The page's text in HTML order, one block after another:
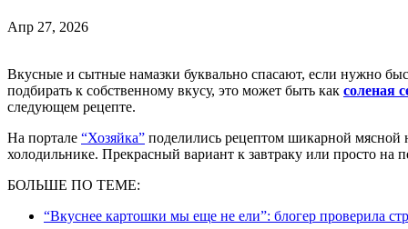
Апр 27, 2026
Вкусные и сытные намазки буквально спасают, если нужно быстро поесть. Тем более, что ингредиенты можно
подбирать к собственному вкусу, это может быть как соленая
следующем рецепте.
На портале “Хозяйка” поделились рецептом шикарной мясной
холодильнике. Прекрасный вариант к завтраку или просто на
БОЛЬШЕ ПО ТЕМЕ:
“Вкуснее картошки мы еще не ели”: блогер проверила